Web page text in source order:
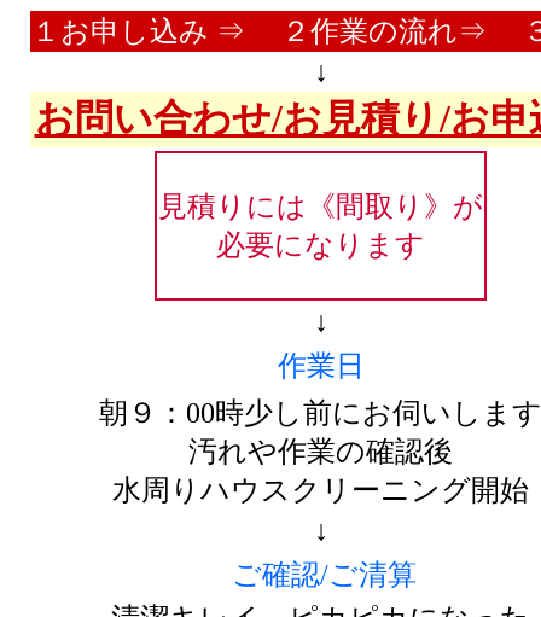
１お申し込み ⇒ ２作業の流れ⇒
↓
お問い合わせ/お見積り/お申
見積りには《間取り》が
必要になります
↓
作業日
朝９：00時少し前にお伺いします
汚れや作業の確認後
水周りハウスクリーニング開始
↓
ご確認/ご清算